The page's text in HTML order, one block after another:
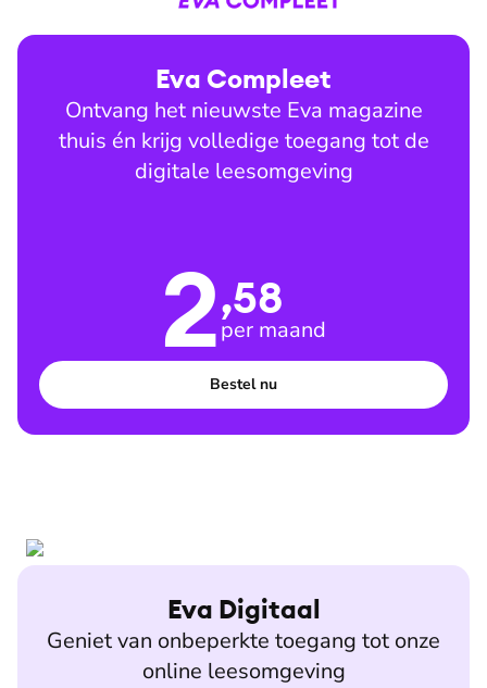
Eva Compleet
Ontvang het nieuwste Eva magazine
thuis én krijg volledige toegang tot de
digitale leesomgeving
2,58
per maand
Bestel nu
Eva Digitaal
Geniet van onbeperkte toegang tot onze
online leesomgeving